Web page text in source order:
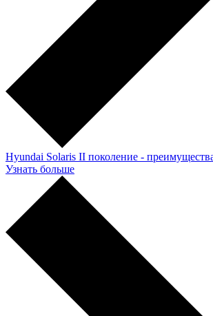
Hyundai Solaris II поколение -
Узнать больше